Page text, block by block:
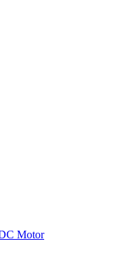
Motor